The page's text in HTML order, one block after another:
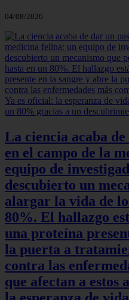
04/08/2026
La ciencia acaba
en el campo de la
equipo de
descubierto un
alargar la vida de
80%. El hallazgo
una proteína
la puerta a
contra las
que afectan a estos